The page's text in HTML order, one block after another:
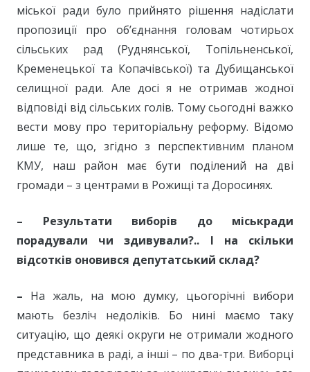
міської ради було прийнято рішення надіслати
пропозиції про об’єднання головам чотирьох
сільських рад (Руднянської, Топільненської,
Кременецької та Копачівської) та Дубищанської
селищної ради. Але досі я не отримав жодної
відповіді від сільських голів. Тому сьогодні важко
вести мову про територіальну реформу. Відомо
лише те, що, згідно з перспективним планом
КМУ, наш район має бути поділений на дві
громади – з центрами в Рожищі та Доросинях.
–
Результати виборів до міськради
порадували чи здивували?.. І на скільки
відсотків оновився депутатський склад?
– На жаль, на мою думку, цьогорічні вибори
мають безліч недоліків. Бо нині маємо таку
ситуацію, що деякі округи не отримали жодного
представника в раді, а інші – по два-три. Виборці